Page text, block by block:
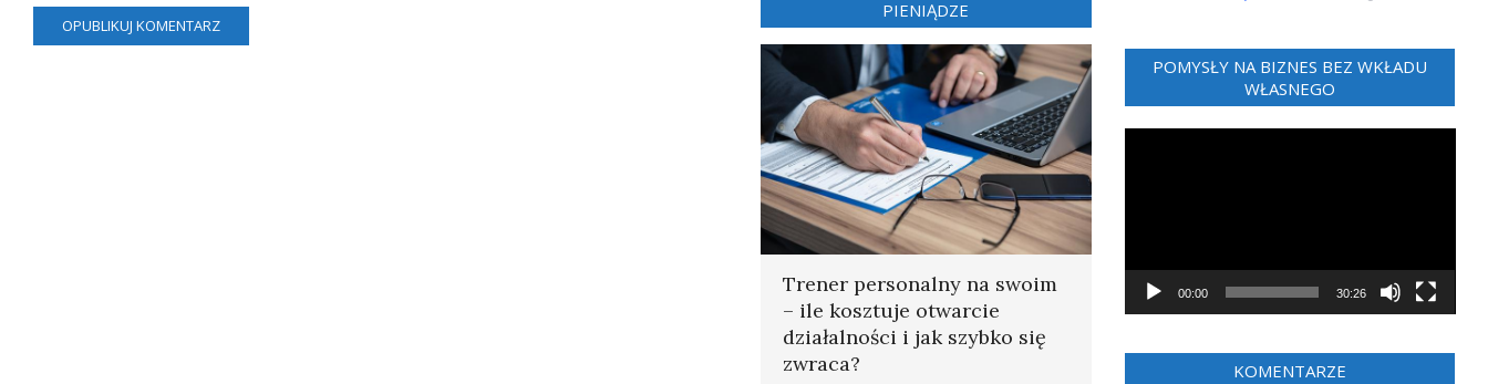
PIENIĄDZE
Trener personalny na swoim
– ile kosztuje otwarcie
działalności i jak szybko się
zwraca?
POMYSŁY NA BIZNES BEZ WKŁADU
WŁASNEGO
00:00 30:26
KOMENTARZE